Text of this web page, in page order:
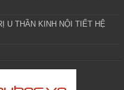
U THẦN KINH NỘI TIẾT HỆ